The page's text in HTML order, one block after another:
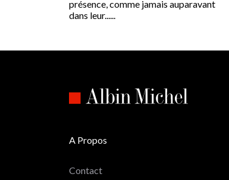
présence, comme jamais auparavant
dans leur......
A Propos
Contact